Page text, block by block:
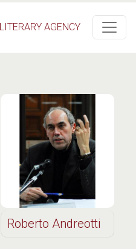
LITERARY AGENCY
Roberto Andreotti